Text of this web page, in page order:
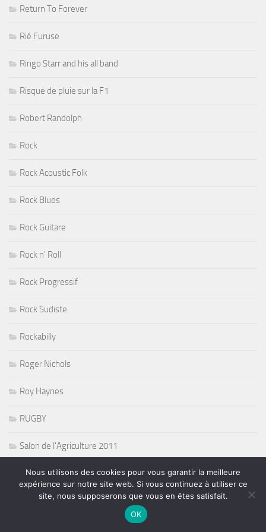
Return To Forever
Rié Furuse
Ringo Starr and his all band
Risque de pluie sur la F1
Robert Randolph
Rock
Rock Acoustic Folk
Rock Blues
Rock Guitare
Rock n' Roll
Rock Progressif
Rock Sudiste
Rockabilly
Roger Nichols
Roy Haynes
RUGBY
Salon de l'Agriculture 2011
Salons
Shorty et Orleans Avenue
Nous utilisons des cookies pour vous garantir la meilleure
expérience sur notre site web. Si vous continuez à utiliser ce
site, nous supposerons que vous en êtes satisfait.
OK